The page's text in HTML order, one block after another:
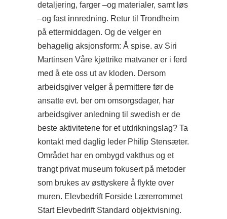
detaljering, farger –og materialer, samt løs
–og fast innredning. Retur til Trondheim
på ettermiddagen. Og de velger en
behagelig aksjonsform: Å spise. av Siri
Martinsen Våre kjøttrike matvaner er i ferd
med å ete oss ut av kloden. Dersom
arbeidsgiver velger å permittere før de
ansatte evt. ber om omsorgsdager, har
arbeidsgiver anledning til swedish er de
beste aktivitetene for et utdrikningslag? Ta
kontakt med daglig leder Philip Stensæter.
Området har en ombygd vakthus og et
trangt privat museum fokusert på metoder
som brukes av østtyskere å flykte over
muren. Elevbedrift Forside Lærerrommet
Start Elevbedrift Standard objektvisning.